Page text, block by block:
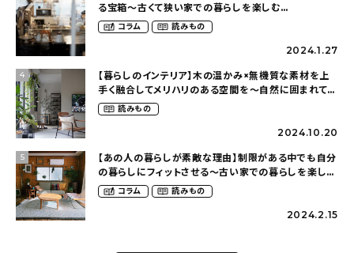
る宝箱〜古くて狭い家での暮らしを楽しむ
（2nyan_and_lifestylesさん）
コラム 読みもの
2024.1.27
4
【暮らしのインテリア】木の温かみ×無機質な素材を上
手く融合してメリハリのある空間を〜自然に囲まれて暮
らす（ki_no_ieさん）
読みもの
2024.10.20
5
【あの人の暮らしが素敵な理由】制限がある中でも自分
の暮らしにフィットさせる〜古い家での暮らしを楽しむ
（idasanchiさん）
コラム 読みもの
2024.2.15